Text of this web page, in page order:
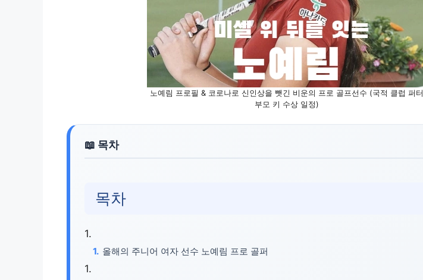
노예림 프로필 & 코로나로 신인상을 뺏긴 비운의 프로 골프선수 (국적 클럽 퍼터
부모 키 수상 일정)
목차
올해의 주니어 여자 선수 노예림 프로 골퍼